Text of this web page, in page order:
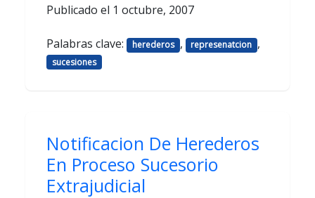
Publicado el 1 octubre, 2007
Palabras clave: herederos , represenatcion ,
sucesiones
Notificacion De Herederos
En Proceso Sucesorio
Extrajudicial